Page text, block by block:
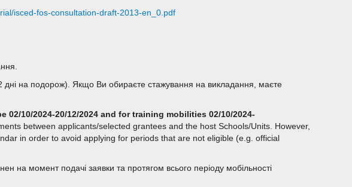
isced-fos-consultation-draft-2013-en_0.pdf
дні на подорож). Якщо Ви обираєте стажування на викладання, маєте
10/2024-20/12/2024 and for training mobilities 02/10/2024-
between applicants/selected grantees and the host Schools/Units. However,
in order to avoid applying for periods that are not eligible (e.g. official
на момент подачі заявки та протягом всього періоду мобільності